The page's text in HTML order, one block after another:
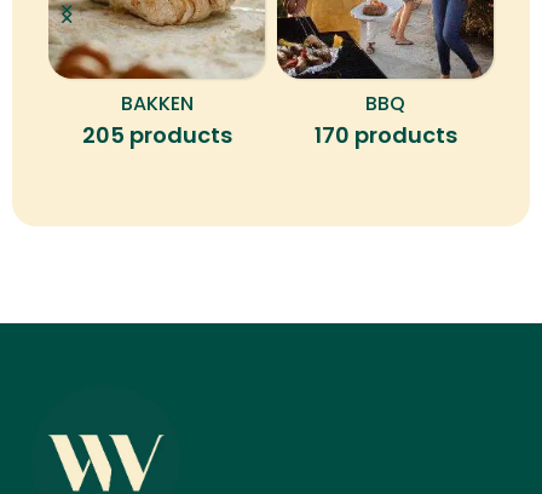
BAKKEN
205 products
BBQ
170 products